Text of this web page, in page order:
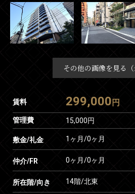
その他の画像を見る（
賃料 299,000 円
管理費 15,000円
敷金/礼金 1ヶ月/0ヶ月
仲介/FR 0ヶ月/0ヶ月
所在階/向き 14階/北東